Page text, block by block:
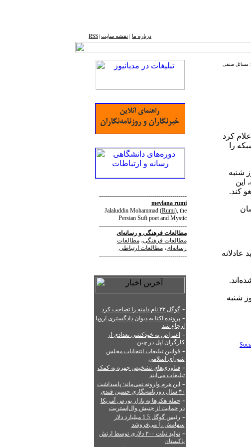
درباره ما نقشه ‌سایت RSS
--------------------------------------------
mevlana rumi
Jalaluddin Mohammad(Rumi), the
Persian Sufi poet and Mystic
--------------------------------------------
مطالعات فرهنگیورسانه‌ای
مطالعات فرهنگی،مطالعات
رسانه‌ای،مطالعات ارتباطی
--------------------------------------------
-گوگل ۳۲ نام دامنه را تصاحب کرد
-پرونده اکتا به دیوان دادگستری اروپا
ارجاع شد
- اعتراض به خودکشی تعدادی از
کارگران اپل در چین
- قوانین تبلیغات انتخابات مجلس
شورای اسلامی
- فناوری‌های تشخیص چهره به کمک
تبلیغات می‌آیند
-این هرم وارونه نمی‌ماند: پاسداشت
۴۰ سال روزنامه‌نگاری حسین قندی
-حمله هکرها به بازار بورس آمریکا
در حمایت از جنبش وال‌استریت
-
رئیس گوگل 1.5 میلیارد دلار
سهامش را می‌فروشد
-
تولید تبلت ۲۰۰ دلاری توسط ارتش
پاکستان
مسائل صنفی
کرد
را
شنبه
این
کند.
شنبه